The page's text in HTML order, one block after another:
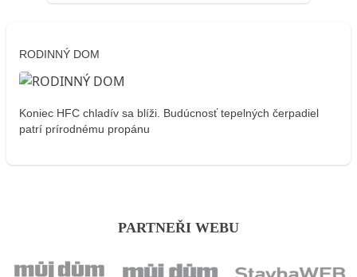
RODINNÝ DOM
Koniec HFC chladív sa blíži. Budúcnosť tepelných čerpadiel
patrí prírodnému propánu
PARTNEŘI WEBU